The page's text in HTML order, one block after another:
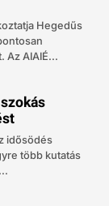
Hegedűs
Az AIAIÉ...
idősödés
több kutatás